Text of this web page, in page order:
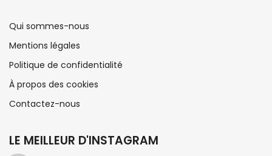
Qui sommes-nous
Mentions légales
Politique de confidentialité
À propos des cookies
Contactez-nous
LE MEILLEUR D'INSTAGRAM